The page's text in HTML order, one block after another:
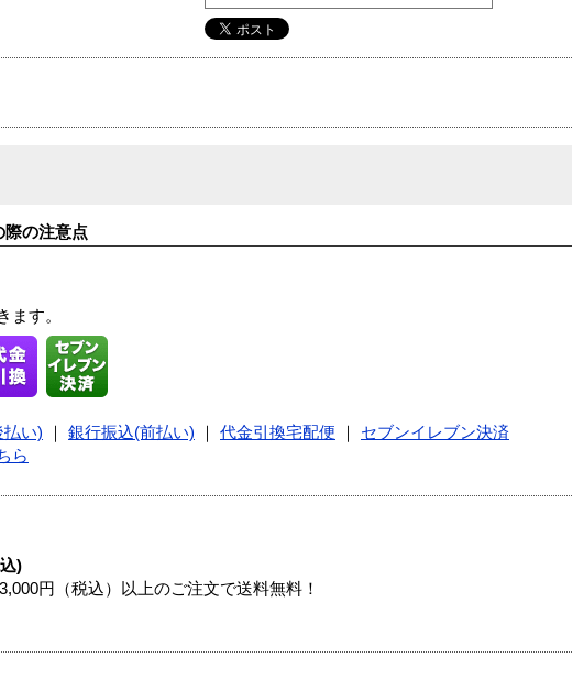
際の注意点
ます。
払い) 銀行振込(前払い) 代金引換宅配便
セブンイレブン決済
ら
)
円（税込）以上のご注文で送料無料！